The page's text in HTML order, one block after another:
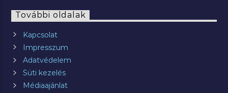
További oldalak
Kapcsolat
Impresszum
Adatvédelem
Süti kezelés
Médiaajánlat